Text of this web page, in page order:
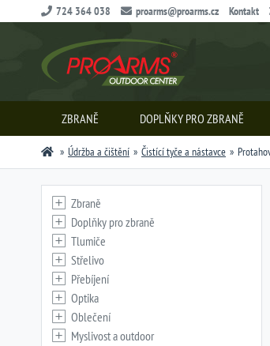
724 364 038 proarms@proarms.cz Kontakt
ZBRANĚ DOPLŇKY PRO ZBRANĚ
Údržba a čištění Čistící tyče a nástavce
Zbraně
Doplňky pro zbraně
Tlumiče
Střelivo
Přebíjení
Optika
Oblečení
Myslivost a outdoor